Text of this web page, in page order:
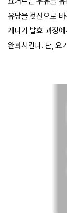
유당을 젖산으로
게다가 발효 과정
완화시킨다. 단, 요